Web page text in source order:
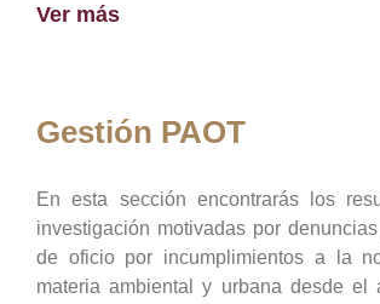
Ver más
Gestión PAOT
En esta sección encontrarás los
investigación motivadas por
de oficio por incumplimientos a la
materia ambiental y urbana desde el